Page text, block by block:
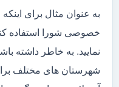
به عنوان مثال برای
خصوصی شورا استفاده
نمایید. به خاطر داشته
شهرستان های مختلف